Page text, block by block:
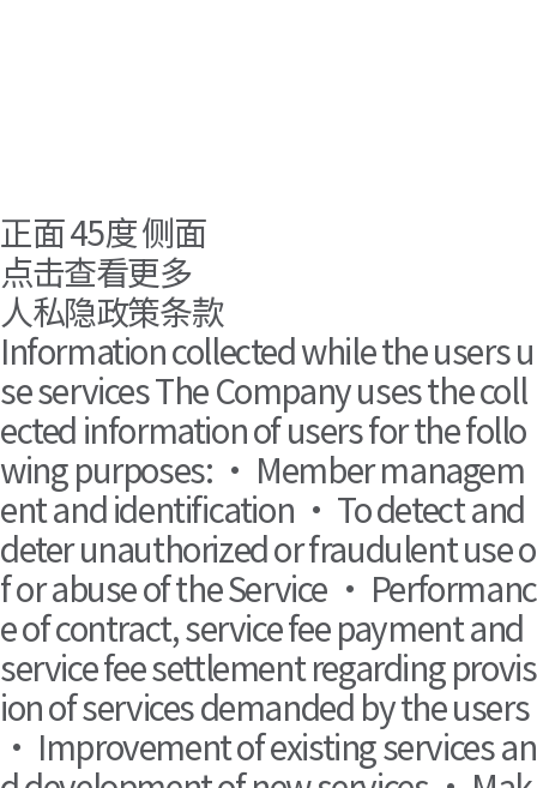
正面45度侧面
点击查看更多
人私隐政策条款
Information collected while the users u
se services The Company uses the coll
ected information of users for the follo
wing purposes: • Member managem
ent and identification • To detect and
deter unauthorized or fraudulent use o
f or abuse of the Service • Performanc
e of contract, service fee payment and
service fee settlement regarding provis
ion of services demanded by the users
• Improvement of existing services an